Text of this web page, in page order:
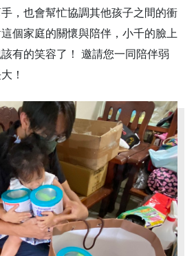
，也會幫忙協調其他孩子之間的衝
個家庭的關懷與陪伴，小千的臉上
有的笑容了！ 邀請您一同陪伴弱
！